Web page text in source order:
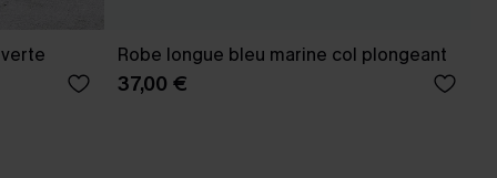
Robe longue bleu marine col plongeant
37,00 €